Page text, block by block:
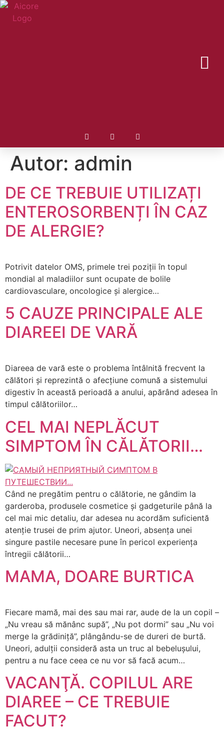
Autor: admin
DE CE TREBUIE UTILIZAȚI
ENTEROSORBENȚI ÎN CAZ
DE ALERGIE?
Potrivit datelor OMS, primele trei poziții în topul
mondial al maladiilor sunt ocupate de bolile
cardiovasculare, oncologice și alergice…
5 CAUZE PRINCIPALE ALE
DIAREEI DE VARĂ
Diareea de vară este o problema întâlnită frecvent la
călători și reprezintă o afecțiune comună a sistemului
digestiv în această perioadă a anului, apărând adesea în
timpul călătoriilor…
CEL MAI NEPLĂCUT
SIMPTOM ÎN CĂLĂTORII…
Când ne pregătim pentru o călătorie, ne gândim la
garderoba, produsele cosmetice și gadgeturile până la
cel mai mic detaliu, dar adesea nu acordăm suficientă
atenție trusei de prim ajutor. Uneori, absența unei
singure pastile necesare pune în pericol experiența
întregii călătorii…
MAMA, DOARE BURTICA
Fiecare mamă, mai des sau mai rar, aude de la un copil –
„Nu vreau să mănânc supă”, „Nu pot dormi” sau „Nu voi
merge la grădiniță”, plângându-se de dureri de burtă.
Uneori, adulții consideră asta un truc al bebelușului,
pentru a nu face ceea ce nu vor să facă acum…
VACANŢĂ. COPILUL ARE
DIAREE – CE TREBUIE
FACUT?